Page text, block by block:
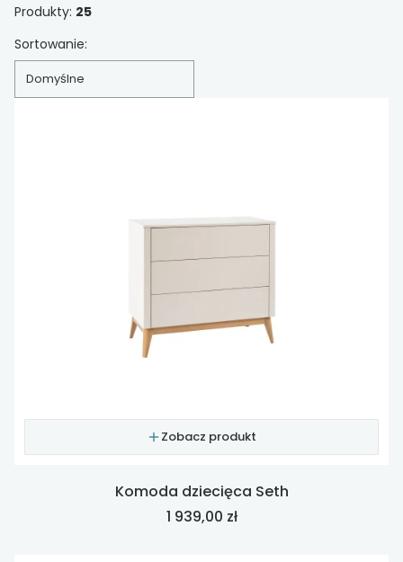
Produkty: 25
Lista produktów
Sortowanie:
Domyślne
Zobacz produkt
Komoda dziecięca Seth
Cena
1 939,00 zł